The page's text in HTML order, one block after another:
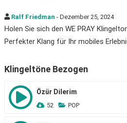
Ralf Friedman - Dezember 25, 2024
Holen Sie sich den WE PRAY
Perfekter Klang für Ihr mobiles
Klingeltöne Bezogen
Özür Dilerim
52 POP